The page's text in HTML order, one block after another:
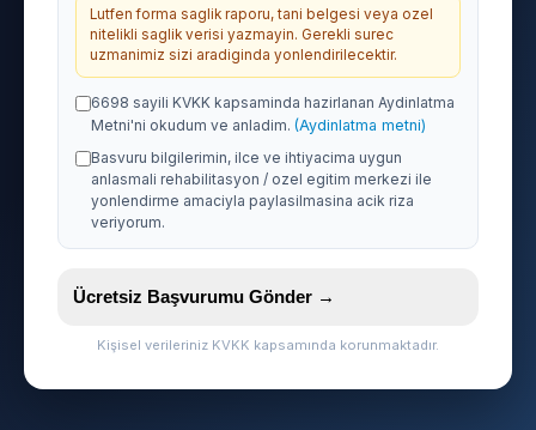
Lutfen forma saglik raporu, tani belgesi veya ozel
nitelikli saglik verisi yazmayin. Gerekli surec
uzmanimiz sizi aradiginda yonlendirilecektir.
6698 sayili KVKK kapsaminda hazirlanan Aydinlatma
Metni'ni okudum ve anladim. (Aydinlatma metni)
Basvuru bilgilerimin, ilce ve ihtiyacima uygun
anlasmali rehabilitasyon / ozel egitim merkezi ile
yonlendirme amaciyla paylasilmasina acik riza
veriyorum.
Ücretsiz Başvurumu Gönder →
Kişisel verileriniz KVKK kapsamında korunmaktadır.